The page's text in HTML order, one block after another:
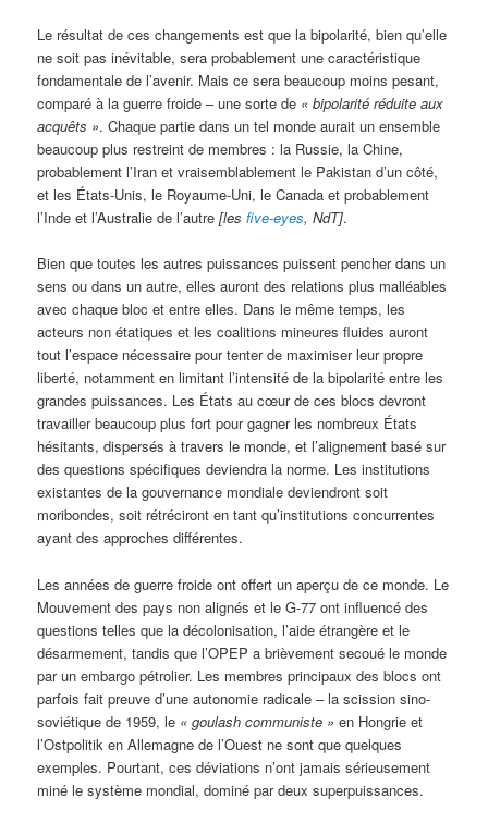
Le résultat de ces changements est que la bipolarité, bien qu’elle
ne soit pas inévitable, sera probablement une caractéristique
fondamentale de l’avenir. Mais ce sera beaucoup moins pesant,
comparé à la guerre froide – une sorte de « bipolarité réduite aux
acquêts ». Chaque partie dans un tel monde aurait un ensemble
beaucoup plus restreint de membres : la Russie, la Chine,
probablement l’Iran et vraisemblablement le Pakistan d’un côté,
et les États-Unis, le Royaume-Uni, le Canada et probablement
l’Inde et l’Australie de l’autre[lesfive-eyes, NdT].
Bien que toutes les autres puissances puissent pencher dans un
sens ou dans un autre, elles auront des relations plus malléables
avec chaque bloc et entre elles. Dans le même temps, les
acteurs non étatiques et les coalitions mineures fluides auront
tout l’espace nécessaire pour tenter de maximiser leur propre
liberté, notamment en limitant l’intensité de la bipolarité entre les
grandes puissances. Les États au cœur de ces blocs devront
travailler beaucoup plus fort pour gagner les nombreux États
hésitants, dispersés à travers le monde, et l’alignement basé sur
des questions spécifiques deviendra la norme. Les institutions
existantes de la gouvernance mondiale deviendront soit
moribondes, soit rétréciront en tant qu’institutions concurrentes
ayant des approches différentes.
Les années de guerre froide ont offert un aperçu de ce monde. Le
Mouvement des pays non alignés et le G-77 ont influencé des
questions telles que la décolonisation, l’aide étrangère et le
désarmement, tandis que l’OPEP a brièvement secoué le monde
par un embargo pétrolier. Les membres principaux des blocs ont
parfois fait preuve d’une autonomie radicale – la scission sino-
soviétique de 1959, le « goulash communiste » en Hongrie et
l’Ostpolitik en Allemagne de l’Ouest ne sont que quelques
exemples. Pourtant, ces déviations n’ont jamais sérieusement
miné le système mondial, dominé par deux superpuissances.